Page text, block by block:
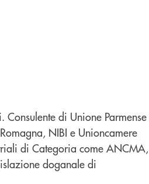
di Unione Parmense
NIBI e Unioncamere
di Categoria come ANCMA,
doganale di